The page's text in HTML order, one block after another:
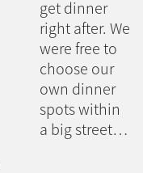
get dinner
right after. We
were free to
choose our
own dinner
spots within
a big street…